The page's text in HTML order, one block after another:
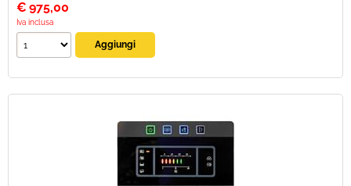
€ 975,00
Iva inclusa